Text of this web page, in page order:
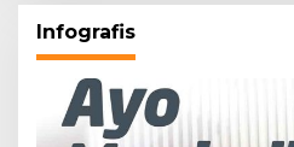
Infografis